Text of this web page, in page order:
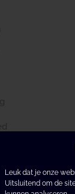
Leuk dat je onze
Uitsluitend om de